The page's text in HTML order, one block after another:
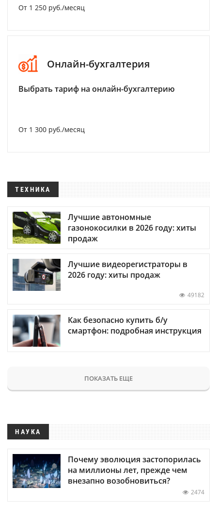
От 1 250 руб./месяц
Онлайн-бухгалтерия
Выбрать тариф на онлайн-бухгалтерию
От 1 300 руб./месяц
ТЕХНИКА
Лучшие автономные
газонокосилки в 2026 году: хиты
продаж
Лучшие видеорегистраторы в
2026 году: хиты продаж
49182
Как безопасно купить б/у
смартфон: подробная инструкция
ПОКАЗАТЬ ЕЩЕ
НАУКА
Почему эволюция застопорилась
на миллионы лет, прежде чем
внезапно возобновиться?
2474